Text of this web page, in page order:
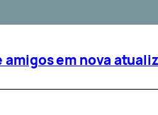
em nova